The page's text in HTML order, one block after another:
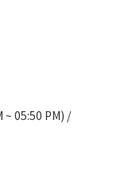
05:50 PM) /